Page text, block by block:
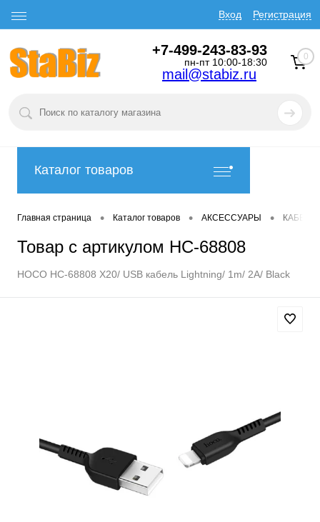
Вход Регистрация
+7-499-243-83-93
пн-пт 10:00-18:30
mail@stabiz.ru
0
Каталог товаров
Главная страница • Каталог товаров • АКСЕССУАРЫ •
Товар с артикулом HC-68808
HOCO HC-68808 X20/ USB кабель Lightning/ 1m/ 2A/ Black